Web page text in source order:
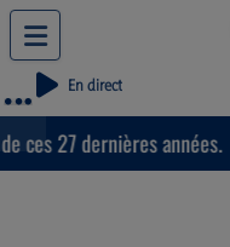
En direct
27 dernières années.